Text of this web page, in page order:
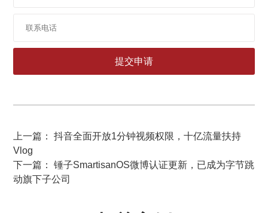
上一篇： 抖音全面开放1分钟视频权限，十亿流量扶持
Vlog
下一篇： 锤子SmartisanOS微博认证更新，已成为字节跳
动旗下子公司